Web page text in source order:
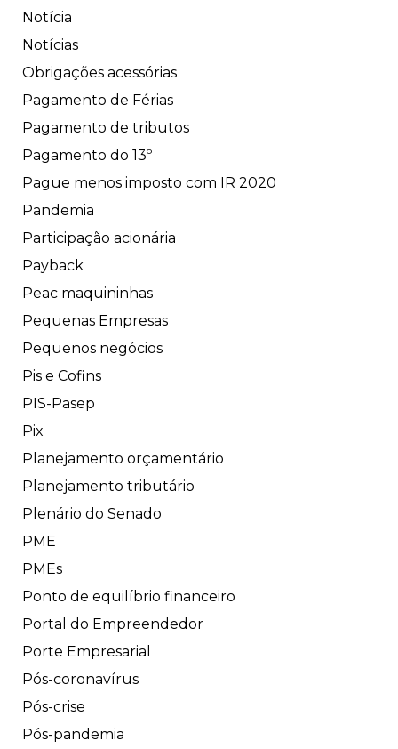
Notícia
Notícias
Obrigações acessórias
Pagamento de Férias
Pagamento de tributos
Pagamento do 13º
Pague menos imposto com IR 2020
Pandemia
Participação acionária
Payback
Peac maquininhas
Pequenas Empresas
Pequenos negócios
Pis e Cofins
PIS-Pasep
Pix
Planejamento orçamentário
Planejamento tributário
Plenário do Senado
PME
PMEs
Ponto de equilíbrio financeiro
Portal do Empreendedor
Porte Empresarial
Pós-coronavírus
Pós-crise
Pós-pandemia